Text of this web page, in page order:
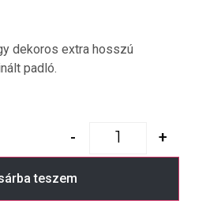
dekoros extra hosszú
padló.
- +
teszem